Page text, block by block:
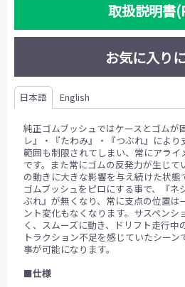
取扱説明書
お気に入り
日本語 English
純正ゴムブッシュではケースとゴムが
レ』・『たわみ』・『つぶれ』によ
範囲も制限されてしまい、常にアラ
です。また常にゴムの反発力が生じて
の動きに大きな影響を与え続けた状態
ゴムブッシュをピロにする事で、『ネ
ぶれ』が無くなり、常に支点の位置は
ント変化もなくなります。サスペンシ
く、スムーズに動き、ドリフト走行中
トラクション不足を感じていたシー
事が可能になります。
■仕様